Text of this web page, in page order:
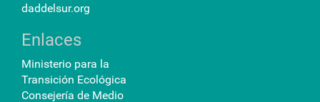
daddelsur.org
Enlaces
Ministerio para la
Transición Ecológica
Consejería de Medio